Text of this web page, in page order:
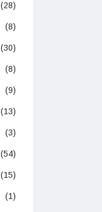
(28)
(8)
(30)
(8)
(9)
(13)
(3)
(54)
(15)
(1)